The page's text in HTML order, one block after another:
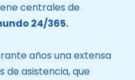
centrales de
24/365.
años una extensa
de asistencia, que